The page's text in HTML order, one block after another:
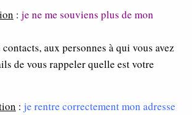
: je ne me souviens plus de mon
aux personnes à qui vous avez
de vous rappeler quelle est votre
: je rentre correctement mon adresse